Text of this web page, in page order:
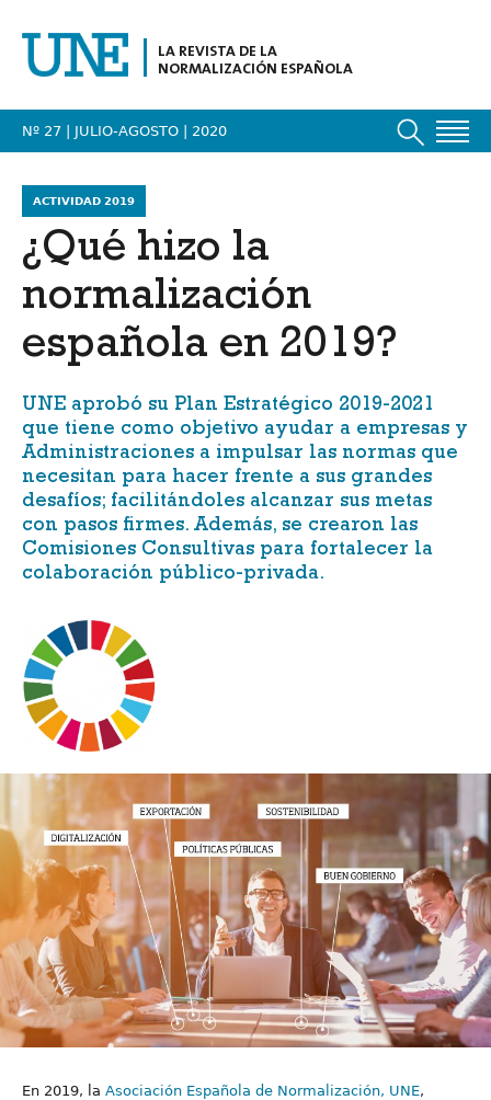
LA REVISTA DE LA
NORMALIZACIÓN ESPAÑOLA
Nº 27 | JULIO-AGOSTO | 2020
ACTIVIDAD 2019
¿Qué hizo la
normalización
española en 2019?
UNE aprobó su Plan Estratégico 2019-2021
que tiene como objetivo ayudar a empresas y
Administraciones a impulsar las normas que
necesitan para hacer frente a sus grandes
desafíos; facilitándoles alcanzar sus metas
con pasos firmes. Además, se crearon las
Comisiones Consultivas para fortalecer la
colaboración público-privada.
En 2019, la Asociación Española de Normalización, UNE,